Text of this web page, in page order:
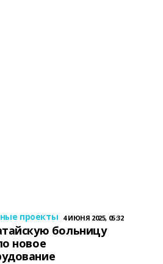
проекты 4 ИЮНЯ 2025, 05:32
больницу
новое